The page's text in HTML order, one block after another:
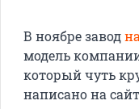
В ноябре завод
модель
который чуть
написано на